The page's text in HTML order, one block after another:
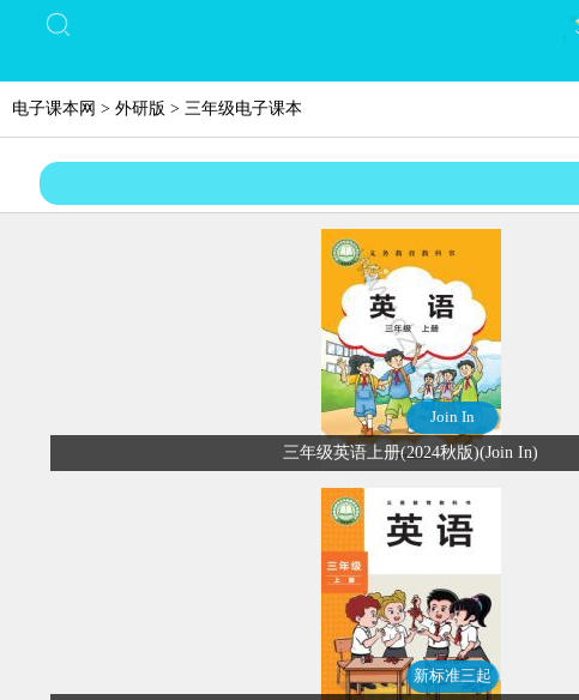
电子课本网 > 外研版 > 三年级电子课本
Join In
三年级英语上册(2024秋版)(Join In)
新标准三起